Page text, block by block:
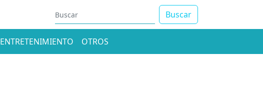
Buscar
ENTRETENIMIENTO OTROS